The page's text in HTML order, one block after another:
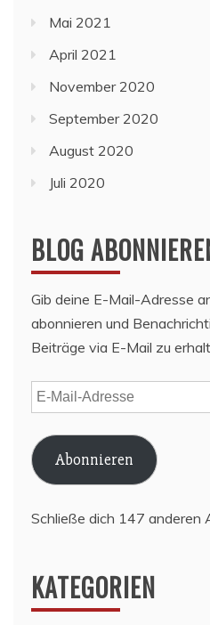
Mai 2021
April 2021
November 2020
September 2020
August 2020
Juli 2020
BLOG
Gib deine E-Mail-Adresse
abonnieren und
Beiträge via E-Mail zu
E-
Mail-
Adresse
Abonnieren
Schließe dich 147 anderen
KATEGORIEN